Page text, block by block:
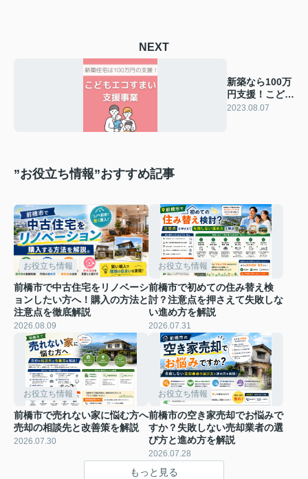
NEXT
新築なら100万
円支援！こども
エコすまい支援
2023.08.07
”お役立ち情報”おすすめ記事
お役立ち情報
前橋市で中古住宅をリノベーシ
ョンしたい方へ！購入の方法と
注意点を徹底解説
2026.08.09
お役立ち情報
前橋市で初めての住み替え検
討？注意点を押さえて失敗しな
い進め方を解説
2026.07.31
お役立ち情報
前橋市で売れない家に悩む方へ
売却の相談先と改善策を解説
2026.07.30
お役立ち情報
前橋市の空き家売却でお悩みで
すか？失敗しない売却業者の選
び方と進め方を解説
2026.07.28
もっと見る